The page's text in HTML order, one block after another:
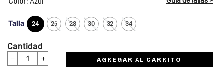
Talla 24 26 28 30 32 34
Cantidad
＋
－ AGREGAR AL CARRITO